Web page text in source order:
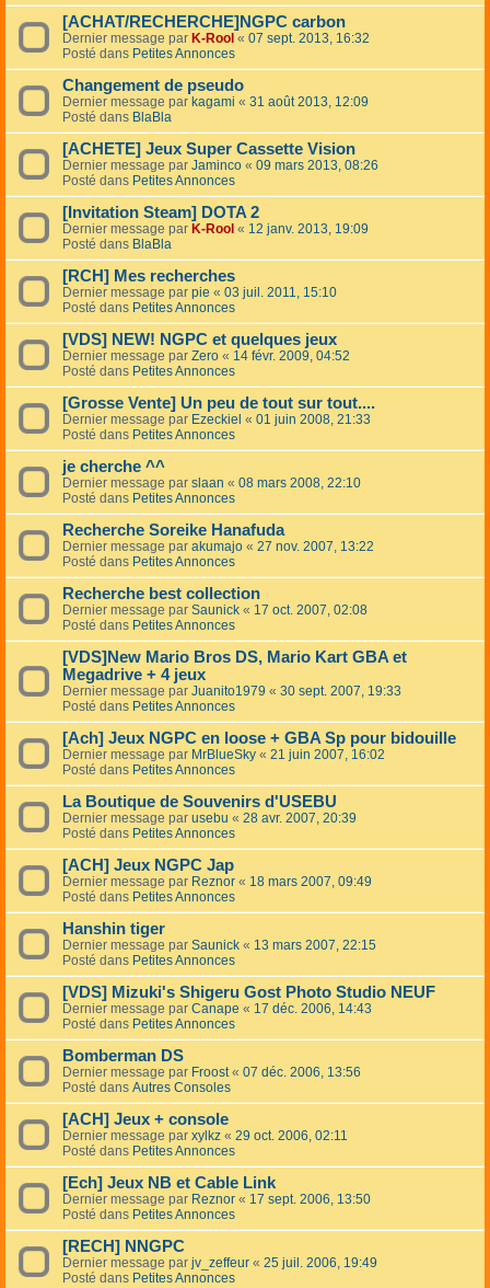
[ACHAT/RECHERCHE]NGPC carbon
Dernier message par K-Rool « 07 sept. 2013, 16:32
Posté dans Petites Annonces
Changement de pseudo
Dernier message par kagami « 31 août 2013, 12:09
Posté dans BlaBla
[ACHETE] Jeux Super Cassette Vision
Dernier message par Jaminco « 09 mars 2013, 08:26
Posté dans Petites Annonces
[Invitation Steam] DOTA 2
Dernier message par K-Rool « 12 janv. 2013, 19:09
Posté dans BlaBla
[RCH] Mes recherches
Dernier message par pie « 03 juil. 2011, 15:10
Posté dans Petites Annonces
[VDS] NEW! NGPC et quelques jeux
Dernier message par Zero « 14 févr. 2009, 04:52
Posté dans Petites Annonces
[Grosse Vente] Un peu de tout sur tout....
Dernier message par Ezeckiel « 01 juin 2008, 21:33
Posté dans Petites Annonces
je cherche ^^
Dernier message par slaan « 08 mars 2008, 22:10
Posté dans Petites Annonces
Recherche Soreike Hanafuda
Dernier message par akumajo « 27 nov. 2007, 13:22
Posté dans Petites Annonces
Recherche best collection
Dernier message par Saunick « 17 oct. 2007, 02:08
Posté dans Petites Annonces
[VDS]New Mario Bros DS, Mario Kart GBA et
Megadrive + 4 jeux
Dernier message par Juanito1979 « 30 sept. 2007, 19:33
Posté dans Petites Annonces
[Ach] Jeux NGPC en loose + GBA Sp pour bidouille
Dernier message par MrBlueSky « 21 juin 2007, 16:02
Posté dans Petites Annonces
La Boutique de Souvenirs d'USEBU
Dernier message par usebu « 28 avr. 2007, 20:39
Posté dans Petites Annonces
[ACH] Jeux NGPC Jap
Dernier message par Reznor « 18 mars 2007, 09:49
Posté dans Petites Annonces
Hanshin tiger
Dernier message par Saunick « 13 mars 2007, 22:15
Posté dans Petites Annonces
[VDS] Mizuki's Shigeru Gost Photo Studio NEUF
Dernier message par Canape « 17 déc. 2006, 14:43
Posté dans Petites Annonces
Bomberman DS
Dernier message par Froost« 07 déc. 2006, 13:56
Posté dans Autres Consoles
[ACH] Jeux + console
Dernier message par xylkz « 29 oct. 2006, 02:11
Posté dans Petites Annonces
[Ech] Jeux NB et Cable Link
Dernier message par Reznor « 17 sept. 2006, 13:50
Posté dans Petites Annonces
[RECH] NNGPC
Dernier message par jv_zeffeur « 25 juil. 2006, 19:49
Posté dans Petites Annonces